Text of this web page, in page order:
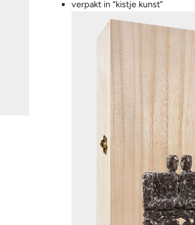
verpakt in “kistje kunst”